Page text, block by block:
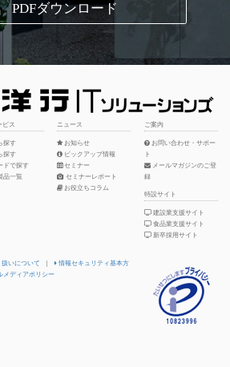
PDFダウンロード
ビス
探す
探す
ドで探す
品一覧
ニュース
お知らせ
ピックアップ情報
セミナー
セミナーレポート
お役立ちコラム
ご案内
お問い合わせ・サポー
ト
メールマガジンのご登
録
特設サイト
建設業支援サイト
食品業支援サイト
新卒採用サイト
いについて
情報セキュリティ基本方
メディアポリシー